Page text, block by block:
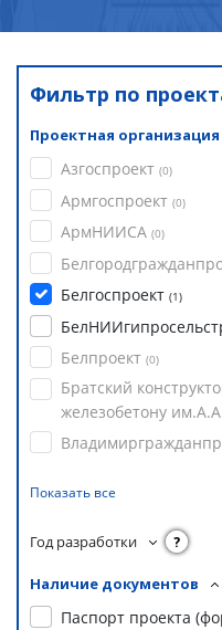
Фильтр по
Проектная организация
Азгоспроект (0)
Армгоспроект (0)
АрмНИИСА (0)
Белгоспроект (1)
Белпроект (0)
Братский
железобетону
Показать все
Год разработки ?
Наличие документов
Паспорт проекта